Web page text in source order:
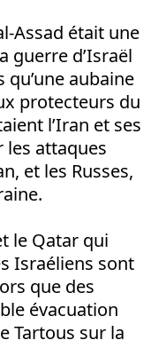
Assad était une
guerre d’Israël
aubaine
protecteurs du
l’Iran et ses
les attaques
et les Russes,
le Qatar qui
Israéliens sont
que des
évacuation
Tartous sur la